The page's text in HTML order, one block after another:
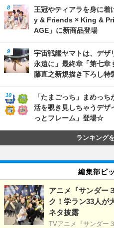
王冠やティアラを身に
y & Friends × King &
AGE」に新商品登場
宇宙戦艦ヤマトは、デ
永遠に」最終章「第七章
藤直之新規描き下ろし
「たまごっち」まめっ
活を覗き見しちゃうデザ
っとフレーム」登場☆
ランキング
編集部ピ
アニメ『サンダー
ク！学ラン33人が
ネタ披露
TVアニメ『サンダー